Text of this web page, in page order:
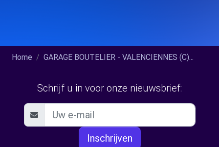
Home GARAGE BOUTELIER - VALENCIENNES (C)...
Schrijf u in voor onze nieuwsbrief:
Inschrijven